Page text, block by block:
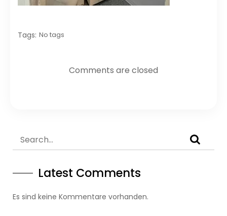
Tags: No tags
Comments are closed
Latest Comments
Es sind keine Kommentare vorhanden.